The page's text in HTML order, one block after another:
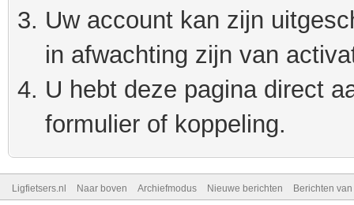
Uw account kan zijn
in afwachting zijn van
U hebt deze pagina direct
formulier of koppeling.
Ligfietsers.nl Naar boven Archiefmodus Nieuwe berichten Berichten